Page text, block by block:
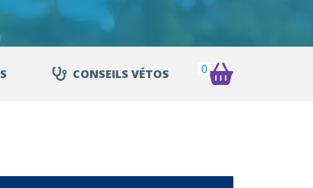
CONSEILS VÉTOS 0